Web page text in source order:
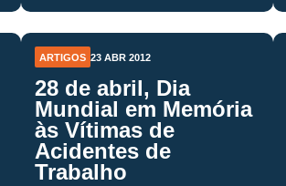
ARTIGOS 23 ABR 2012
28 de abril, Dia
Mundial em Memória
às Vítimas de
Acidentes de
Trabalho